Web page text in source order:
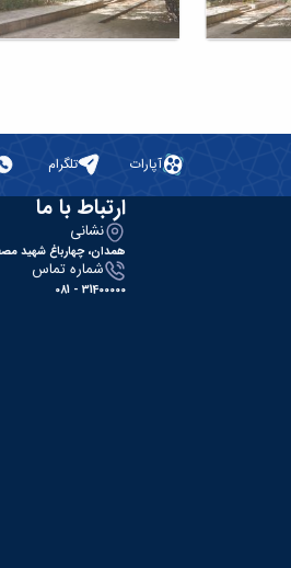
آپارات تلگرام
ارتباط با ما
نشانی
همدان، چهارباغ شهید
شماره تماس
31400000 - 081